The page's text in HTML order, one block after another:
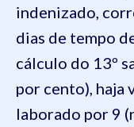
indenizado,
dias de tempo
cálculo do 13º
por cento), haja
laborado por 9